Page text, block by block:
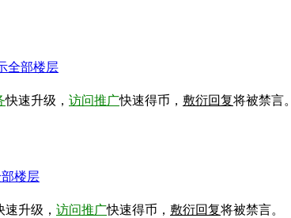
全部楼层
快速升级， 访问推广快速得币， 敷衍回复将被禁言。
楼层
速升级， 访问推广快速得币， 敷衍回复将被禁言。